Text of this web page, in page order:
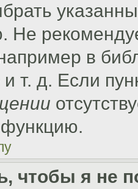
Не
в
и т. д. Если
функцию.
чтобы я не